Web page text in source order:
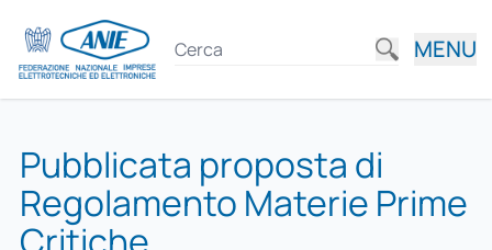
MENU
Pubblicata proposta di
Regolamento Materie Prime